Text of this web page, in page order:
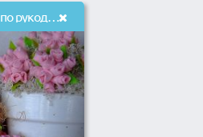
Онлайн мастер-классы по рукоделию.